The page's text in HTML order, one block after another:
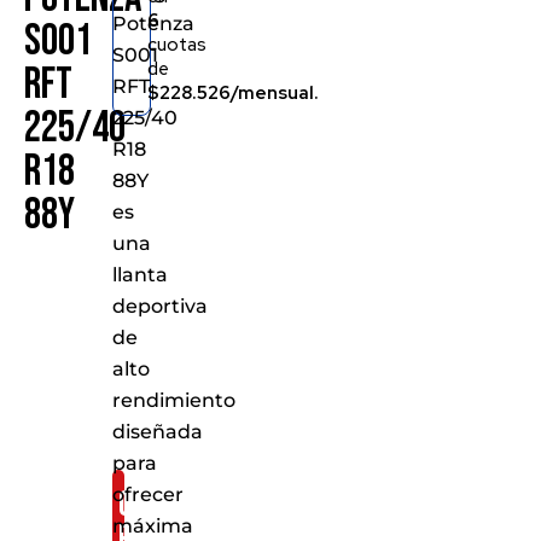
S001
RFT
225/40
R18
88Y
Consíguelo
6
cuotas
de
$228.526/mensual.
Potenza
S001
RFT
225/40
R18
88Y
es
una
llanta
deportiva
de
alto
rendimiento
diseñada
para
ofrecer
máxima